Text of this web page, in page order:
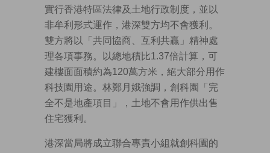
實行香港特區法律及土地行政制度，並以
非牟利形式運作，港深雙方均不會獲利。
雙方將以「共同協商、互利共贏」精神處
理各項事務。以總地積比1.37倍計算，可
建樓面面積約為120萬方米，絕大部分用作
科技園用途。林鄭月娥強調，創科園「完
全不是地產項目」，土地不會用作供出售
住宅獲利。
港深當局將成立聯合專責小組就創科園的